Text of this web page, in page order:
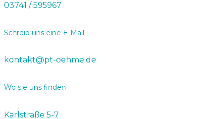
03741 / 595967
Schreib uns eine E-Mail
kontakt@pt-oehme.de
Wo sie uns finden
Karlstraße 5-7